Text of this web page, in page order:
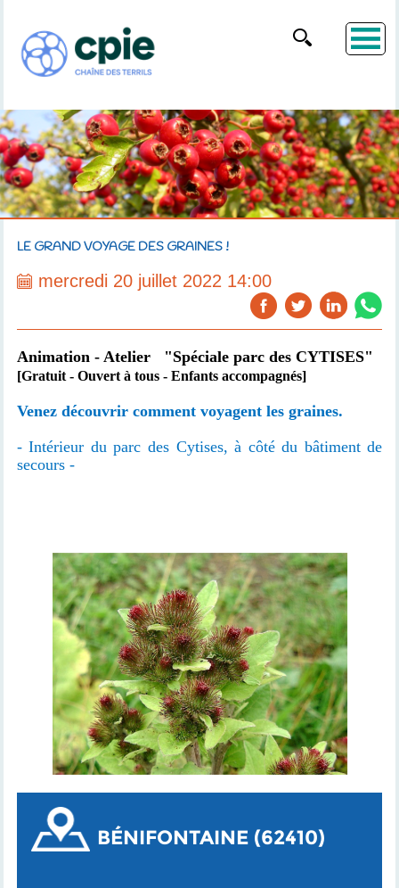
LE GRAND VOYAGE DES GRAINES !
mercredi 20 juillet 2022 14:00
Animation - Atelier "Spéciale parc des CYTISES"
[Gratuit - Ouvert à tous - Enfants accompagnés]
Venez découvrir comment voyagent les graines.
- Intérieur du parc des Cytises, à côté du bâtiment de
secours -
BÉNIFONTAINE (62410)